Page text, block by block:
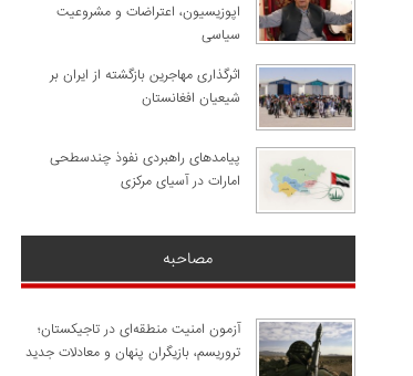
اپوزیسیون، اعتراضات و مشروعیت
سیاسی
اثرگذاری مهاجرین بازگشته از ایران بر
شیعیان افغانستان
پیامدهای راهبردی نفوذ چندسطحی
امارات در آسیای مرکزی
مصاحبه
آزمون امنیت منطقه‌ای در تاجیکستان؛
تروریسم، بازیگران پنهان و معادلات جدید